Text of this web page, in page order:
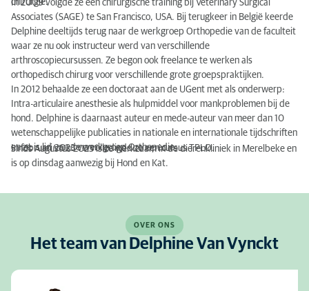
chirurgie.
In 2009 volgde ze een chirurgische training bij Veterinary Surgical
Associates (SAGE) te San Francisco, USA. Bij terugkeer in België keerde
Delphine deeltijds terug naar de werkgroep Orthopedie van de faculteit
waar ze nu ook instructeur werd van verschillende
arthroscopiecursussen. Ze begon ook freelance te werken als
orthopedisch chirurg voor verschillende grote groepspraktijken.
In 2012 behaalde ze een doctoraat aan de UGent met als onderwerp:
Intra-articulaire anesthesie als hulpmiddel voor mankproblemen bij de
hond. Delphine is daarnaast auteur en mede-auteur van meer dan 10
wetenschappelijke publicaties in nationale en internationale tijdschriften
en ze is lid van de werkgroep Orthopedie.
In februari 2023 vervolledigde ze een cursus TPLO.
Sinds Augustus 2023 is ze werkzaam in de dierenkliniek in Merelbeke en
is op dinsdag aanwezig bij Hond en Kat.
OVER ONS
Het team van Delphine Van Vynckt